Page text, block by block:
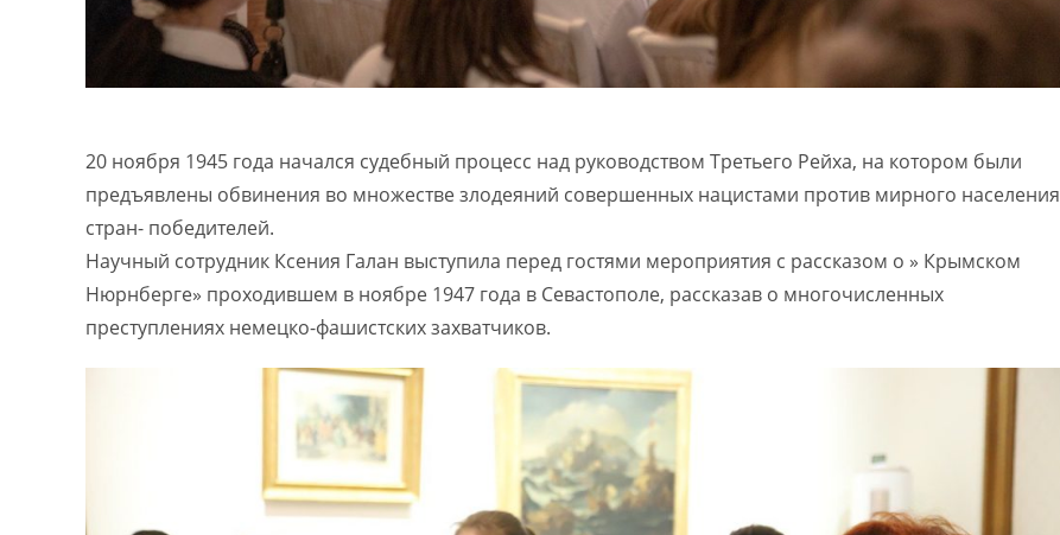
20 ноября 1945 года начался судебный процесс над руководством Третьего Рейха, на котором были
предъявлены обвинения во множестве злодеяний совершенных нацистами против мирного населения
стран- победителей.
Научный сотрудник Ксения Галан выступила перед гостями мероприятия с рассказом о » Крымском
Нюрнберге» проходившем в ноябре 1947 года в Севастополе, рассказав о многочисленных
преступлениях немецко-фашистских захватчиков.